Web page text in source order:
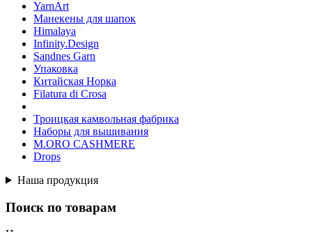
YarnArt
Манекены для шапок
Himalaya
Infinity.Design
Sandnes Garn
Упаковка
Китайская Норка
Filatura di Сrosa
Троицкая камвольная фабрика
Наборы для вышивания
M.ORO CASHMERE
Drops
Наша продукция
Поиск по товарам